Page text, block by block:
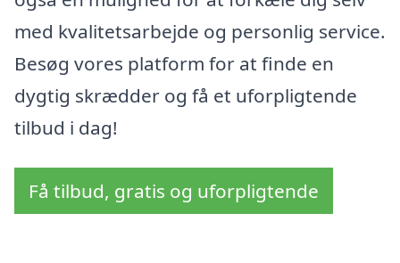
med kvalitetsarbejde og personlig service.
Besøg vores platform for at finde en
dygtig skrædder og få et uforpligtende
tilbud i dag!
Få tilbud, gratis og uforpligtende